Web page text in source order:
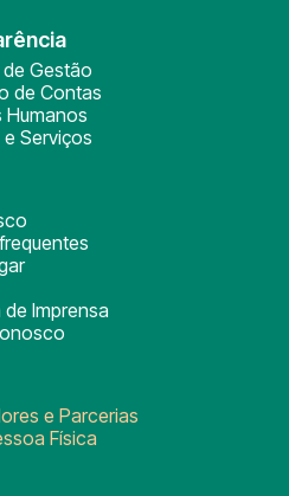
Gestão
de Contas
Humanos
Serviços
Imprensa
e Parcerias
Física